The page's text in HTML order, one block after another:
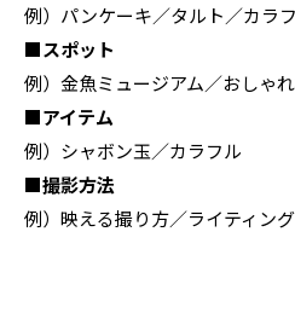
例）パンケーキ／タルト／カラ
■スポット
例）金魚ミュージアム／おしゃ
■アイテム
例）シャボン玉／カラフル
■撮影方法
例）映える撮り方／ライティング